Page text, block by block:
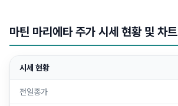
마틴 마리에타 주가 시세 현황 및 차트
시세 현황
전일종가